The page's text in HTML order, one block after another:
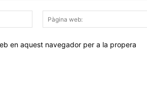
Correu
electrònic:*
en aquest navegador per a la propera